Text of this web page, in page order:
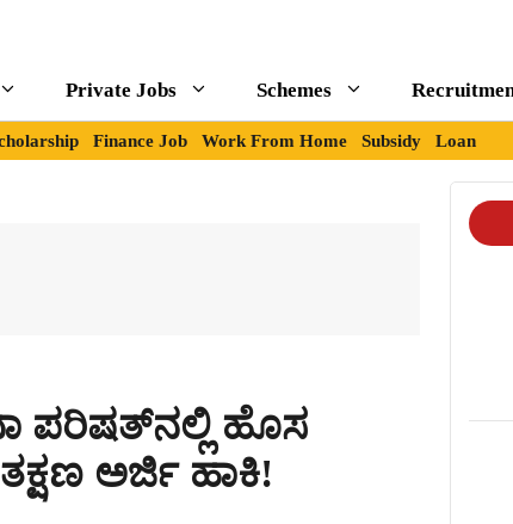
Private Jobs Schemes
Finance Job Work From Home Subsidy Loan
ಪರಿಷತ್‌ನಲ್ಲಿ ಹೊಸ
ಅರ್ಜಿ ಹಾಕಿ!